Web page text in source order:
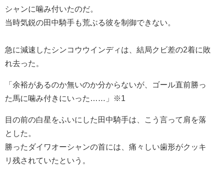
シャンに噛み付いたのだ。
当時気鋭の田中騎手も荒ぶる彼を制御できない。
急に減速したシンコウウインディは、結局クビ差の2着に敗
れ去った。
「余裕があるのか無いのか分からないが、ゴール直前勝っ
た馬に噛み付きにいった……」※1
目の前の白星をふいにした田中騎手は、こう言って肩を落
とした。
勝ったダイワオーシャンの首には、痛々しい歯形がクッキ
リ残されていたという。